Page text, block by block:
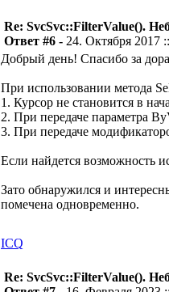
Re: SvcSvc::FilterValue().
Ответ #6 - 24. Октября 2017
Добрый день! Спасибо за
При использовании метода
1. Курсор не становится в
2. При передаче параметра
3. При передаче
Если найдется возможность
Зато обнаружился и
помечена одновременно.
ICQ
Re: SvcSvc::FilterValue().